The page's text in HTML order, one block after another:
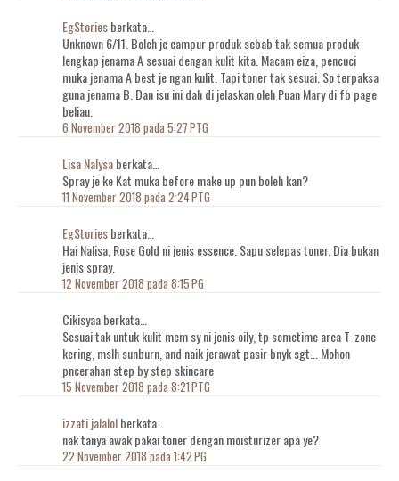
EgStoriesberkata…
Unknown 6/11. Boleh je campur produk sebab tak semua produk
lengkap jenama A sesuai dengan kulit kita. Macam eiza, pencuci
muka jenama A best je ngan kulit. Tapi toner tak sesuai. So terpaksa
guna jenama B. Dan isu ini dah di jelaskan oleh Puan Mary di fb page
beliau.
6 November 2018 pada 5:27 PTG
Lisa Nalysaberkata…
Spray je ke Kat muka before make up pun boleh kan?
11 November 2018 pada 2:24 PTG
EgStoriesberkata…
Hai Nalisa, Rose Gold ni jenis essence. Sapu selepas toner. Dia bukan
jenis spray.
12 November 2018 pada 8:15 PG
Cikisyaa berkata…
Sesuai tak untuk kulit mcm sy ni jenis oily, tp sometime area T-zone
kering, mslh sunburn, and naik jerawat pasir bnyk sgt... Mohon
pncerahan step by step skincare
15 November 2018 pada 8:21 PTG
izzati jalalolberkata…
nak tanya awak pakai toner dengan moisturizer apa ye?
22 November 2018 pada 1:42 PG